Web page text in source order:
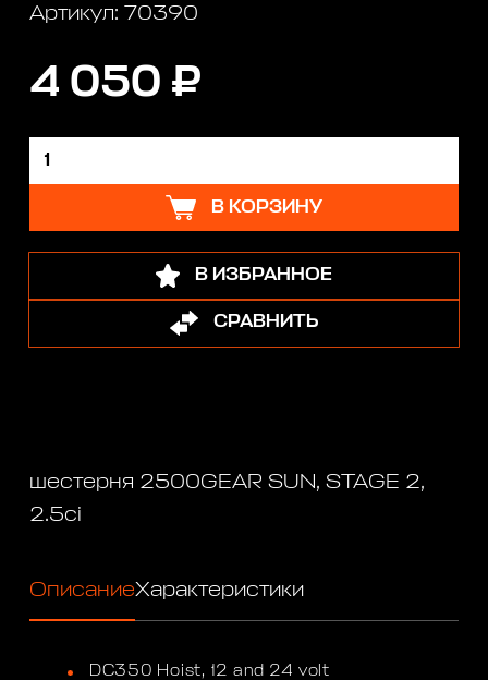
Артикул: 70390
4 050 ₽
В КОРЗИНУ
В ИЗБРАННОЕ
СРАВНИТЬ
шестерня 2500GEAR SUN, STAGE 2,
2.5ci
ОписаниеХарактеристики
DC350 Hoist, 12 and 24 volt